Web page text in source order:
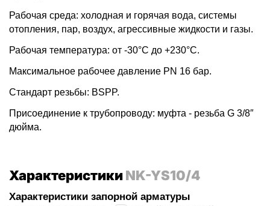
Рабочая среда: холодная и горячая вода, системы
отопления, пар, воздух, агрессивные жидкости и газы.
Рабочая температура: от -30°С до +230°С.
Максимальное рабочее давление PN 16 бар.
Стандарт резьбы: BSPP.
Присоединение к трубопроводу: муфта - резьба G 3/8″
дюйма.
ХарактеристикиNK-YS10/4
Характеристики запорной арматуры